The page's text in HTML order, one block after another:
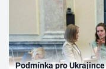
Podmínka pro